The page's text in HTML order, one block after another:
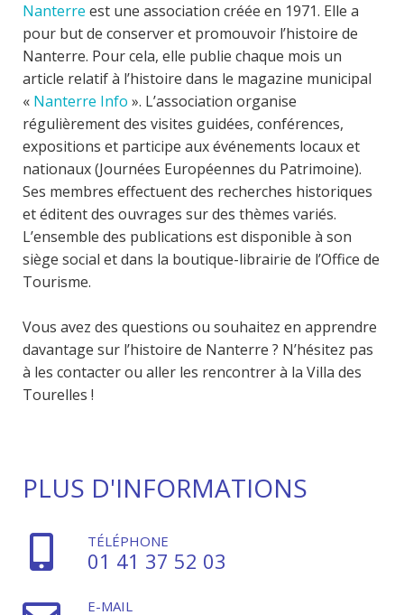
Nanterre est une association créée en 1971. Elle a
pour but de conserver et promouvoir l’histoire de
Nanterre. Pour cela, elle publie chaque mois un
article relatif à l’histoire dans le magazine municipal
« Nanterre Info ». L’association organise
régulièrement des visites guidées, conférences,
expositions et participe aux événements locaux et
nationaux (Journées Européennes du Patrimoine).
Ses membres effectuent des recherches historiques
et éditent des ouvrages sur des thèmes variés.
L’ensemble des publications est disponible à son
siège social et dans la boutique-librairie de l’Office de
Tourisme.
Vous avez des questions ou souhaitez en apprendre
davantage sur l’histoire de Nanterre ? N’hésitez pas
à les contacter ou aller les rencontrer à la Villa des
Tourelles !
PLUS D'INFORMATIONS
TÉLÉPHONE
01 41 37 52 03
E-MAIL